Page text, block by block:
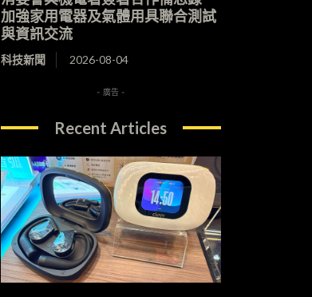
加強家用電器及氣體用具聯合測試
與資訊交流
科技新聞 2026-08-04
- 廣告 -
Recent Articles